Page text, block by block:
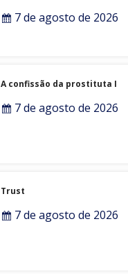
7 de agosto de 2026
A confissão da prostituta I
7 de agosto de 2026
Trust
7 de agosto de 2026